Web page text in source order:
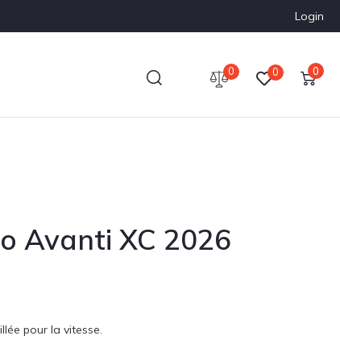
Login
0 0 0
Avanti XC 2026
pour la vitesse.